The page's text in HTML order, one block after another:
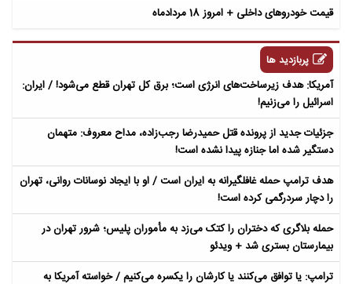
قیمت خودروهای داخلی + امروز 18 مردادماه
پربازدید ها
آمریکا: هدف زیرساخت‌های انرژی است؛ برق کل تهران قطع می‌شود! / ایران:
اسرائیل را می‌زنیم!
جزئیات جدید از پرونده قتل حمیدرضا رجب‌زاده، مداح معروف: متهمان
دستگیر شده اما جنازه پیدا نشده است!
هدف ترامپ حمله غافلگیرانه به ایران است / او با ایجاد نوسانات روانی، تهران
را دچار سردرگمی کرده است!
حمله بلاگری که دختران را کتک می‌زد به مأموران پلیس؛ شرور تهران در
بیمارستان بستری شد + ویدئو
ترامپ: یا توافق می‌کنند یا کارشان را یکسره می‌کنیم / خواسته آمریکا به